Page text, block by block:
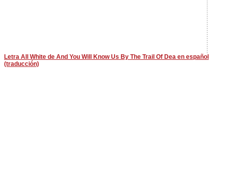
Letra All White de And You Will Know Us By The Trail Of Dea en español
(traducción)